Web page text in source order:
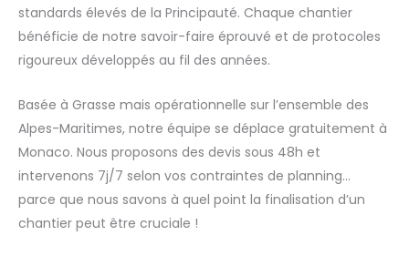
standards élevés de la Principauté. Chaque chantier
bénéficie de notre savoir-faire éprouvé et de protocoles
rigoureux développés au fil des années.
Basée à Grasse mais opérationnelle sur l’ensemble des
Alpes-Maritimes, notre équipe se déplace gratuitement à
Monaco. Nous proposons des devis sous 48h et
intervenons 7j/7 selon vos contraintes de planning…
parce que nous savons à quel point la finalisation d’un
chantier peut être cruciale !